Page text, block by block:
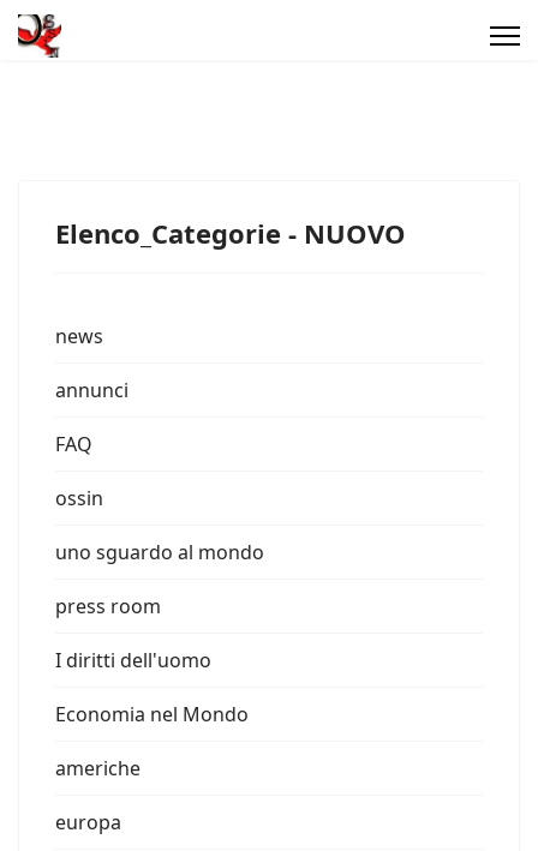
Elenco_Categorie - NUOVO
news
annunci
FAQ
ossin
uno sguardo al mondo
press room
I diritti dell'uomo
Economia nel Mondo
americhe
europa